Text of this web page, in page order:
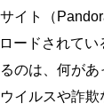
イト（
ードされてい
のは、何があ
イルスや詐